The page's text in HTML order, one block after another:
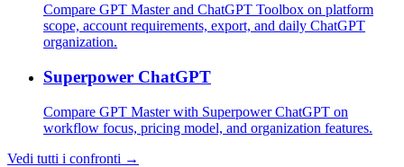
Compare GPT Master and ChatGPT Toolbox on platform
scope, account requirements, export, and daily ChatGPT
organization.
Superpower ChatGPT
Compare GPT Master with Superpower ChatGPT on
workflow focus, pricing model, and organization features.
Vedi tutti i confronti →